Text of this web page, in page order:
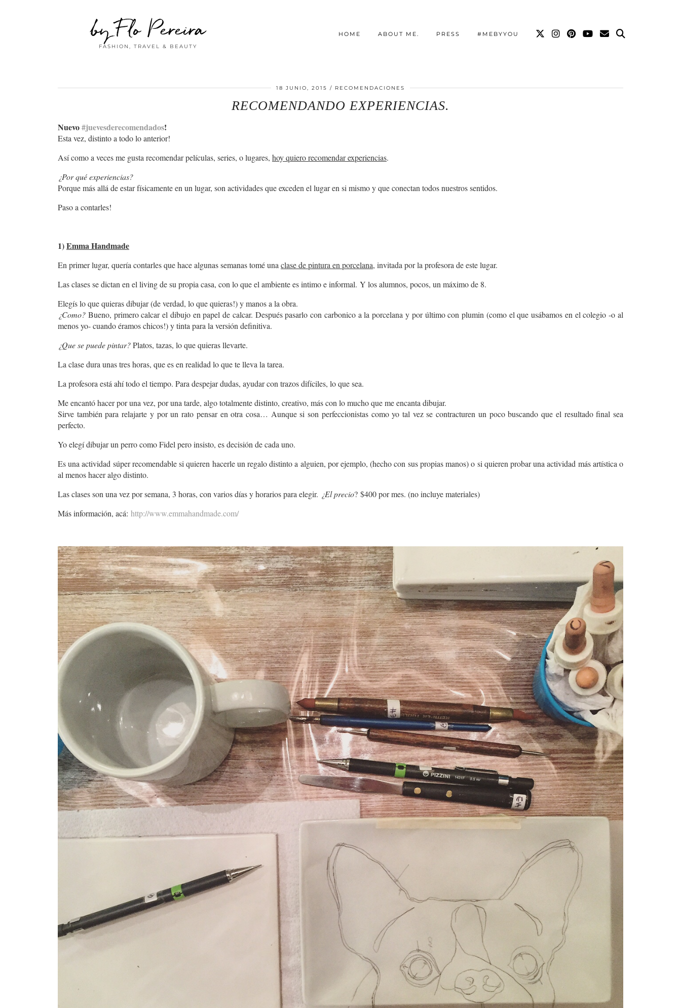
by Flo Pereira
FASHION, TRAVEL & BEAUTY
HOME ABOUT ME. PRESS #MEBYYOU
18 JUNIO, 2015 RECOMENDACIONES
RECOMENDANDO EXPERIENCIAS.
Nuevo#juevesderecomendados!
Esta vez, distinto a todo lo anterior!
Así como a veces me gusta recomendar películas, series, o lugares, hoy quiero recomendar experiencias.
¿Por qué experiencias?
Porque más allá de estar físicamente en un lugar, son actividades que exceden el lugar en si mismo y que conectan todos nuestros sentidos.
Paso a contarles!
1)Emma Handmade
En primer lugar, quería contarles que hace algunas semanas tomé una clase de pintura en porcelana, invitada por la profesora de este lugar.
Las clases se dictan en el living de su propia casa, con lo que el ambiente es intimo e informal. Y los alumnos, pocos, un máximo de 8.
Elegís lo que quieras dibujar (de verdad, lo que quieras!) y manos a la obra.
¿Como? Bueno, primero calcar el dibujo en papel de calcar. Después pasarlo con carbonico a la porcelana y por último con plumin (como el que usábamos en el colegio -o al
menos yo- cuando éramos chicos!) y tinta para la versión definitiva.
¿Que se puede pintar?Platos, tazas, lo que quieras llevarte.
La clase dura unas tres horas, que es en realidad lo que te lleva la tarea.
La profesora está ahí todo el tiempo. Para despejar dudas, ayudar con trazos difíciles, lo que sea.
Me encantó hacer por una vez, por una tarde, algo totalmente distinto, creativo, más con lo mucho que me encanta dibujar.
Sirve también para relajarte y por un rato pensar en otra cosa… Aunque si son perfeccionistas como yo tal vez se contracturen un poco buscando que el resultado final sea
perfecto.
Yo elegí dibujar un perro como Fidel pero insisto, es decisión de cada uno.
Es una actividad súper recomendable si quieren hacerle un regalo distinto a alguien, por ejemplo, (hecho con sus propias manos) o si quieren probar una actividad más artística o
al menos hacer algo distinto.
Las clases son una vez por semana, 3 horas, con varios días y horarios para elegir. ¿El precio? $400 por mes. (no incluye materiales)
Más información, acá: http://www.emmahandmade.com/